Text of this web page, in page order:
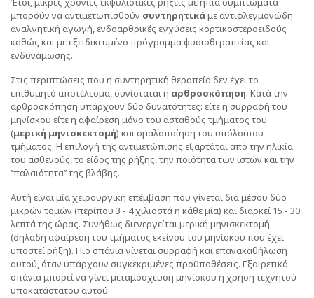
μπορούν να αντιμετωπισθούν συντηρητικάμε αντιφλεγμονώδη
αναλγητική αγωγή, ενδοαρθρικές εγχύσεις κορτικοστεροειδούς
καθώς και με εξειδικευμένο πρόγραμμα φυσιοθεραπείας και
ενδυνάμωσης.
Στις περιπτώσεις που η συντηρητική θεραπεία δεν έχει το
επιθυμητό αποτέλεσμα, συνίσταται η αρθροσκόπηση. Κατά την
αρθροσκόπηση υπάρχουν δύο δυνατότητες: είτε η συρραφή του
μηνίσκου είτε η αφαίρεση μόνο του ασταθούς τμήματος του
(μερική μηνισκεκτομή) και ομαλοποίηση του υπόλοιπου
τμήματος. Η επιλογή της αντιμετώπισης εξαρτάται από την ηλικία
του ασθενούς, το είδος της ρήξης, την ποιότητα των ιστών και την
‘’παλαιότητα’’ της βλάβης.
Αυτή είναι μία χειρουργική επέμβαση που γίνεται δια μέσου δύο
μικρών τομών (περίπου 3 - 4 χιλιοστά η κάθε μία) και διαρκεί 15 - 30
λεπτά της ώρας. Συνήθως διενεργείται μερική μηνισκεκτομή
(δηλαδή αφαίρεση του τμήματος εκείνου του μηνίσκου που έχει
υποστεί ρήξη). Πιο σπάνια γίνεται συρραφή και επανακαθήλωση
αυτού, όταν υπάρχουν συγκεκριμένες προϋποθέσεις. Εξαιρετικά
σπάνια μπορεί να γίνει μεταμόσχευση μηνίσκου ή χρήση τεχνητού
υποκατάστατου αυτού.